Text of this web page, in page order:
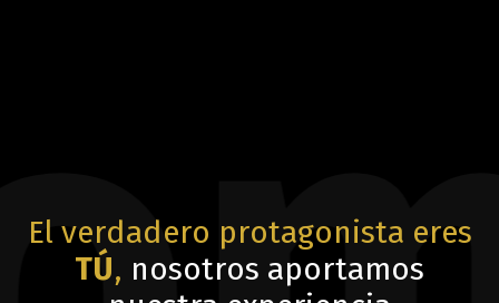
El verdadero protagonista eres
TÚ, nosotros aportamos